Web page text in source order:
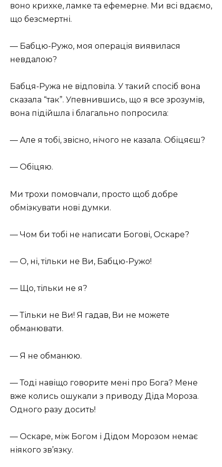
воно крихке, ламке та ефемерне. Ми всі вдаємо,
що безсмертні.
— Бабцю-Ружо, моя операція виявилася
невдалою?
Бабця-Ружа не відповіла. У такий спосіб вона
сказала “так”. Упевнившись, що я все зрозумів,
вона підійшла і благально попросила:
— Але я тобі, звісно, нічого не казала. Обіцяєш?
— Обіцяю.
Ми трохи помовчали, просто щоб добре
обмізкувати нові думки.
— Чом би тобі не написати Богові, Оскаре?
— О, ні, тільки не Ви, Бабцю-Ружо!
— Що, тільки не я?
— Тільки не Ви! Я гадав, Ви не можете
обманювати.
— Я не обманюю.
— Тоді навіщо говорите мені про Бога? Мене
вже колись ошукали з приводу Діда Мороза.
Одного разу досить!
— Оскаре, між Богом і Дідом Морозом немає
ніякого зв’язку.